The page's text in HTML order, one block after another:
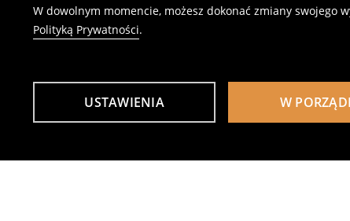
W dowolnym momencie, możesz dokonać zmiany swojego
Polityką Prywatności.
USTAWIENIA W